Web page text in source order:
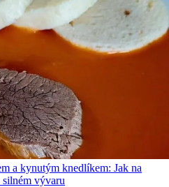
a kynutým knedlíkem: Jak na
silném vývaru